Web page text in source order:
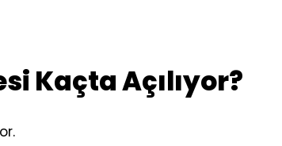
Kaçta Açılıyor?